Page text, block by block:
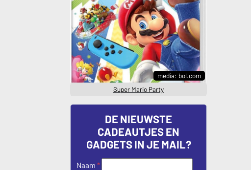
media: bol.com
Super Mario Party
DE NIEUWSTE
CADEAUTJES EN
GADGETS IN JE MAIL?
Naam *